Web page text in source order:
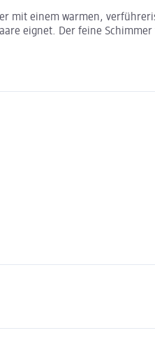
mit einem warmen,
eignet. Der feine